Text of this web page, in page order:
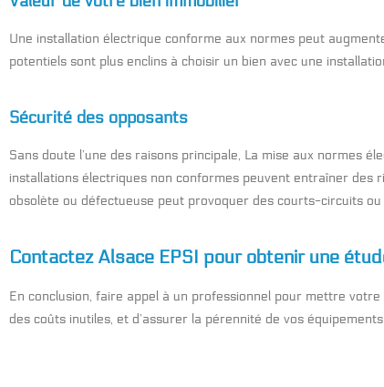
Une installation électrique conforme aux normes peut
potentiels sont plus enclins à choisir un bien avec une
Sécurité des opposants
Sans doute l’une des raisons principale, La mise aux normes
installations électriques non conformes peuvent entraîner des
obsolète ou défectueuse peut provoquer des courts-circuits
Contactez Alsace EPSI pour obtenir une
En conclusion, faire appel à un professionnel pour mettre
des coûts inutiles, et d’assurer la pérennité de vos